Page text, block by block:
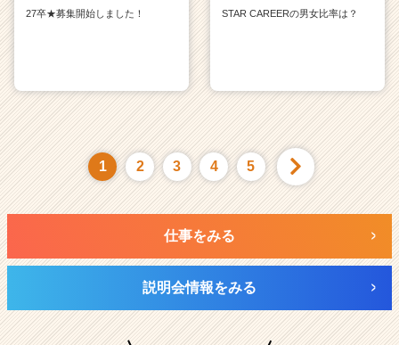
27卒★募集開始しました！
STAR CAREERの男女比率は？
1 2 3 4 5
仕事をみる
説明会情報をみる